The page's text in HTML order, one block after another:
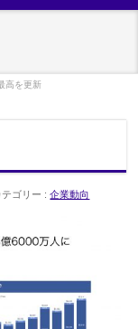
高を更新
テゴリー :企業動向